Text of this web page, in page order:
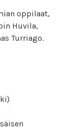
oppilaat,
Huvila,
Turriago.